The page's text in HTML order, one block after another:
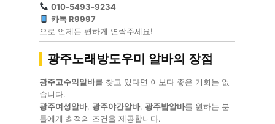
010-5493-9234
카톡 R9997
으로 언제든 편하게 연락주세요!
광주노래방도우미 알바의 장점
광주고수익알바를 찾고 있다면 이보다 좋은 기회는 없
습니다.
광주여성알바, 광주야간알바, 광주밤알바를 원하는 분
들에게 최적의 조건을 제공합니다.